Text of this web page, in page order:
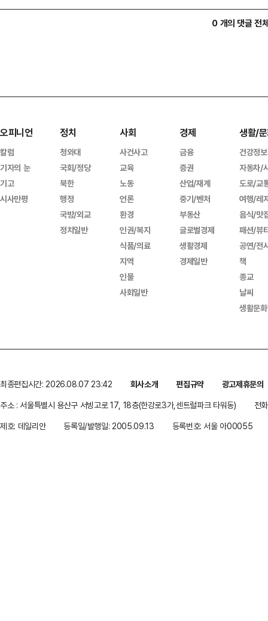
0 개의 댓글 전
오피니언
칼럼
기자의 눈
기고
시사만평
정치
청와대
국회/정당
북한
행정
국방/외교
정치일반
사회
사건사고
교육
노동
언론
환경
인권/복지
식품/의료
지역
인물
사회일반
경제
금융
증권
산업/재계
중기/벤처
부동산
글로벌경제
생활경제
경제일반
생활/
건강정보
자동차/
도로/교
여행/레
음식/맛
패션/뷰
공연/전
책
종교
날씨
생활문
최종편집시간: 2026.08.07 23:42 회사소개 편집규약
광고제휴문의
주소 : 서울특별시 용산구 서빙고로 17, 18층(한강로3가,센트럴파크 타워동)
전
제호: 데일리안
등록일/발행일: 2005.09.13 등록번호: 서울 아00055